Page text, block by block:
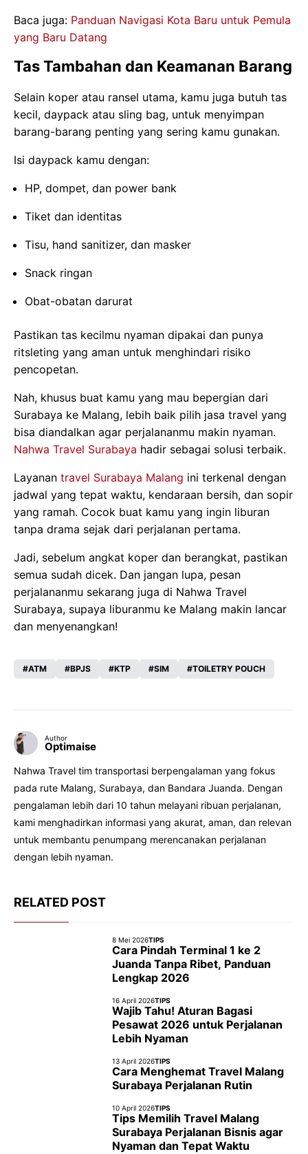
Baca juga: Panduan Navigasi Kota Baru untuk Pemula
yang Baru Datang
Tas Tambahan dan Keamanan Barang
Selain koper atau ransel utama, kamu juga butuh tas
kecil, daypack atau sling bag, untuk menyimpan
barang-barang penting yang sering kamu gunakan.
Isi daypack kamu dengan:
HP, dompet, dan power bank
Tiket dan identitas
Tisu, hand sanitizer, dan masker
Snack ringan
Obat-obatan darurat
Pastikan tas kecilmu nyaman dipakai dan punya
ritsleting yang aman untuk menghindari risiko
pencopetan.
Nah, khusus buat kamu yang mau bepergian dari
Surabaya ke Malang, lebih baik pilih jasa travel yang
bisa diandalkan agar perjalananmu makin nyaman.
Nahwa Travel Surabaya hadir sebagai solusi terbaik.
Layanan travel Surabaya Malang ini terkenal dengan
jadwal yang tepat waktu, kendaraan bersih, dan sopir
yang ramah. Cocok buat kamu yang ingin liburan
tanpa drama sejak dari perjalanan pertama.
Jadi, sebelum angkat koper dan berangkat, pastikan
semua sudah dicek. Dan jangan lupa, pesan
perjalananmu sekarang juga di Nahwa Travel
Surabaya, supaya liburanmu ke Malang makin lancar
dan menyenangkan!
ATM BPJS KTP SIM TOILETRY POUCH
Author
Optimaise
Nahwa Travel tim transportasi berpengalaman yang fokus
pada rute Malang, Surabaya, dan Bandara Juanda. Dengan
pengalaman lebih dari 10 tahun melayani ribuan perjalanan,
kami menghadirkan informasi yang akurat, aman, dan relevan
untuk membantu penumpang merencanakan perjalanan
dengan lebih nyaman.
RELATED POST
8 Mei 2026TIPS
Cara Pindah Terminal 1 ke 2
Juanda Tanpa Ribet, Panduan
Lengkap 2026
16 April 2026TIPS
Wajib Tahu! Aturan Bagasi
Pesawat 2026 untuk Perjalanan
Lebih Nyaman
13 April 2026TIPS
Cara Menghemat Travel Malang
Surabaya Perjalanan Rutin
10 April 2026TIPS
Tips Memilih Travel Malang
Surabaya Perjalanan Bisnis agar
Nyaman dan Tepat Waktu